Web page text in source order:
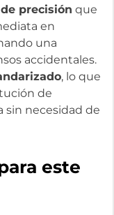
precisión que
en
una
accidentales.
, lo que
de
sin necesidad de
este